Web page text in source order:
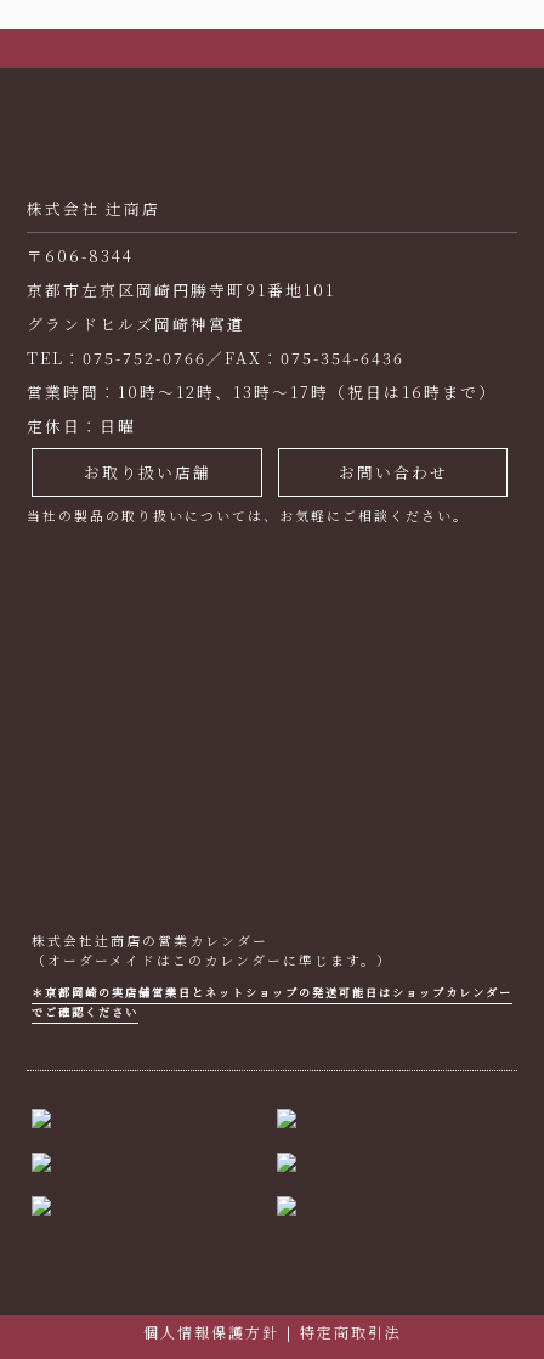
株式会社 辻商店
〒606-8344
京都市左京区岡崎円勝寺町91番地101
グランドヒルズ岡崎神宮道
TEL：075-752-0766／FAX：075-354-6436
営業時間：10時～12時、13時～17時（祝日は16時まで）
定休日：日曜
お取り扱い店舗 お問い合わせ
当社の製品の取り扱いについては、お気軽にご相談ください。
株式会社辻商店の営業カレンダー
（オーダーメイドはこのカレンダーに準じます。）
＊京都岡崎の実店舗営業日とネットショップの発送可能日はショップカレンダー
でご確認ください
個人情報保護方針 | 特定商取引法